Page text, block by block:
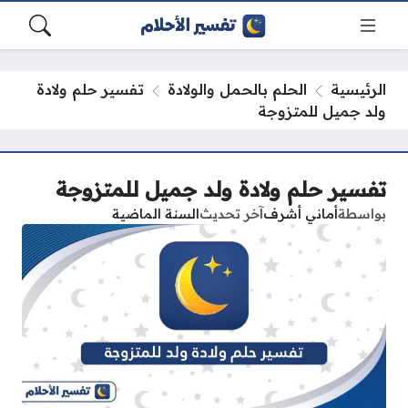
الرئيسية الحلم بالحمل والولادة
تفسير حلم ولادة
ولد جميل للمتزوجة
تفسير حلم ولادة ولد جميل للمتزوجة
بواسطةأماني أشرفآخر تحديثالسنة الماضية